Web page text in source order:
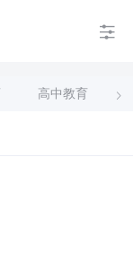
高中教育